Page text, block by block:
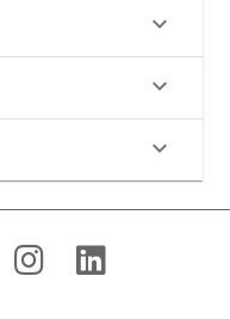
keyboard_arrow_down
keyboard_arrow_down
keyboard_arrow_down